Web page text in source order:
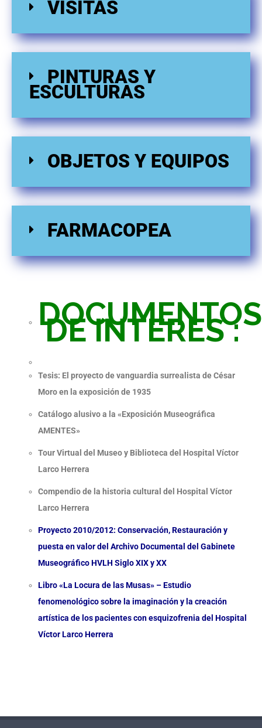
VISITAS
PINTURAS Y
ESCULTURAS
OBJETOS Y EQUIPOS
FARMACOPEA
DOCUMENTOS
DE INTERES :
Tesis: El proyecto de vanguardia surrealista de César
Moro en la exposición de 1935
Catálogo alusivo a la «Exposición Museográfica
AMENTES»
Tour Virtual del Museo y Biblioteca del Hospital Víctor
Larco Herrera
Compendio de la historia cultural del Hospital Víctor
Larco Herrera
Proyecto 2010/2012: Conservación, Restauración y
puesta en valor del Archivo Documental del Gabinete
Museográfico HVLH Siglo XIX y XX
Libro «La Locura de las Musas» – Estudio
fenomenológico sobre la imaginación y la creación
artística de los pacientes con esquizofrenia del Hospital
Víctor Larco Herrera